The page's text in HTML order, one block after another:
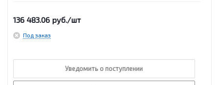
136 483.06 руб./шт
Под заказ
Уведомить о поступлении